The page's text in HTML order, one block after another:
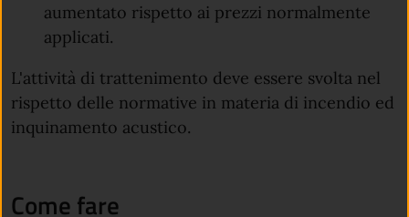
aumentato rispetto ai prezzi normalmente
applicati.
L'attività di trattenimento deve essere svolta nel
rispetto delle normative in materia di incendio ed
inquinamento acustico.
Come fare